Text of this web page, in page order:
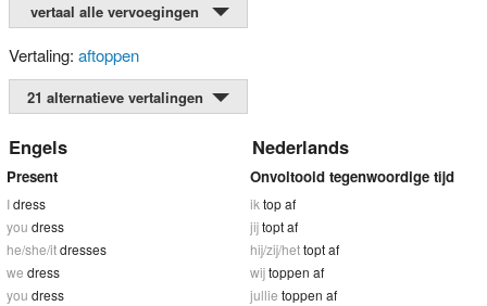
vertaal alle vervoegingen
Vertaling: aftoppen
21 alternatieve vertalingen
Engels Nederlands
Present
Idress
you dress
he/she/itdresses
we dress
you dress
Onvoltooid tegenwoordige tijd
ik top af
jijtopt af
hij/zij/hettopt af
wijtoppen af
jullie toppen af